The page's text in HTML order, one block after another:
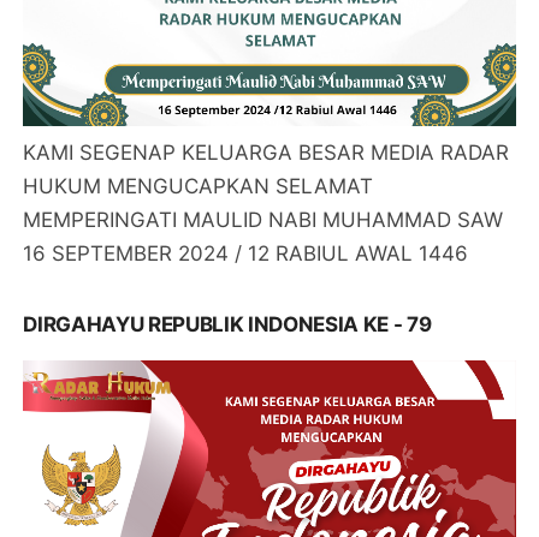
KAMI SEGENAP KELUARGA BESAR MEDIA RADAR
HUKUM MENGUCAPKAN SELAMAT
MEMPERINGATI MAULID NABI MUHAMMAD SAW
16 SEPTEMBER 2024 / 12 RABIUL AWAL 1446
DIRGAHAYU REPUBLIK INDONESIA KE - 79